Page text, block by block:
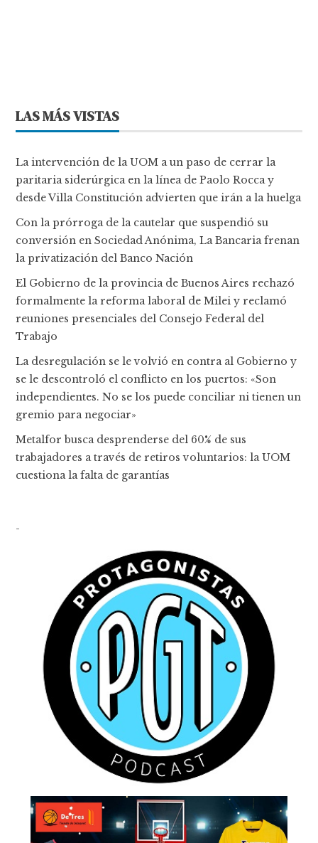
LAS MÁS VISTAS
La intervención de la UOM a un paso de cerrar la
paritaria siderúrgica en la línea de Paolo Rocca y
desde Villa Constitución advierten que irán a la huelga
Con la prórroga de la cautelar que suspendió su
conversión en Sociedad Anónima, La Bancaria frenan
la privatización del Banco Nación
El Gobierno de la provincia de Buenos Aires rechazó
formalmente la reforma laboral de Milei y reclamó
reuniones presenciales del Consejo Federal del
Trabajo
La desregulación se le volvió en contra al Gobierno y
se le descontroló el conflicto en los puertos: «Son
independientes. No se los puede conciliar ni tienen un
gremio para negociar»
Metalfor busca desprenderse del 60% de sus
trabajadores a través de retiros voluntarios: la UOM
cuestiona la falta de garantías
-